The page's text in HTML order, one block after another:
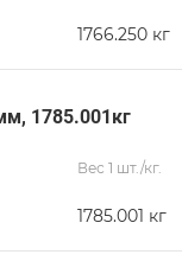
1766.250 кг
1785.001кг
Вес 1 шт./кг.
1785.001 кг